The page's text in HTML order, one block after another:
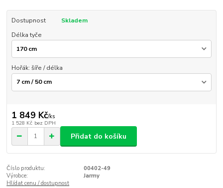
Dostupnost
Skladem
Délka tyče
Hořák: šíře / délka
1 849 Kč/ks
1 528 Kč bez DPH
Přidat do košíku
Číslo produktu:
00402-49
Výrobce:
Jarmy
Hlídat cenu / dostupnost